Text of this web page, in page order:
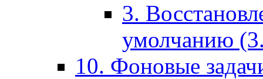
3.
умолчанию
10. Фоновые